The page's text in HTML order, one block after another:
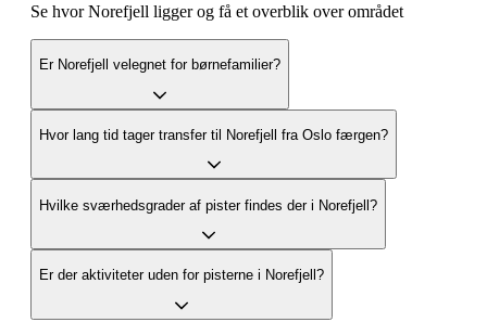
Se hvor Norefjell ligger og få et overblik over området
Er Norefjell velegnet for børnefamilier?
Hvor lang tid tager transfer til Norefjell fra Oslo færgen?
Hvilke sværhedsgrader af pister findes der i Norefjell?
Er der aktiviteter uden for pisterne i Norefjell?